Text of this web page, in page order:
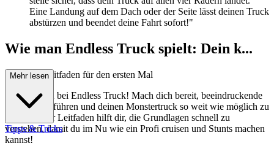
Eine Landung auf dem Dach oder der Seite lässt deinen Truck
abstürzen und beendet deine Fahrt sofort!"
Wie man Endless Truck spielt: Dein k...
ompletter Leitfaden für den ersten Mal
Willkommen bei Endless Truck! Mach dich bereit, beeindruckende
Stunts auszuführen und deinen Monstertruck so weit wie möglich zu
rasen. Dieser Leitfaden hilft dir, die Grundlagen schnell zu
verstehen, damit du im Nu wie ein Profi cruisen und Stunts machen
kannst!
Mehr lesen
Tipps & Tricks